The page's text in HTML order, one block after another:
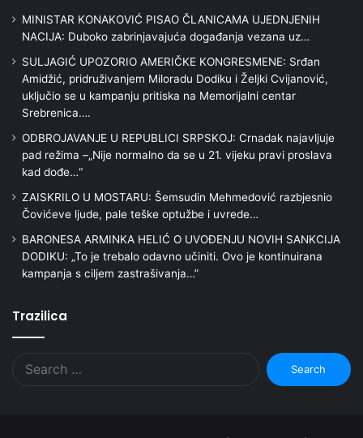
MINISTAR KONAKOVIĆ PISAO ČLANICAMA UJEDNJENIH
NACIJA: Duboko zabrinjavajuća događanja vezana uz…
SULJAGIĆ UPOZORIO AMERIČKE KONGRESMENE: Srđan
Amidžić, pridruživanjem Miloradu Dodiku i Željki Cvijanović,
uključio se u kampanju pritiska na Memorijalni centar
Srebrenica….
ODBROJAVANJE U REPUBLICI SRPSKOJ: Crnadak najavljuje
pad režima –„Nije normalno da se u 21. vijeku pravi proslava
kad dođe…“
ZAISKRILO U MOSTARU: Šemsudin Mehmedović razbjesnio
Čovićeve ljude, pale teške optužbe i uvrede…
BARONESA ARMINKA HELIĆ O UVOĐENJU NOVIH SANKCIJA
DODIKU: „To je trebalo odavno učiniti. Ovo je kontinuirana
kampanja s ciljem zastrašivanja…”
Trazilica
Search
for: